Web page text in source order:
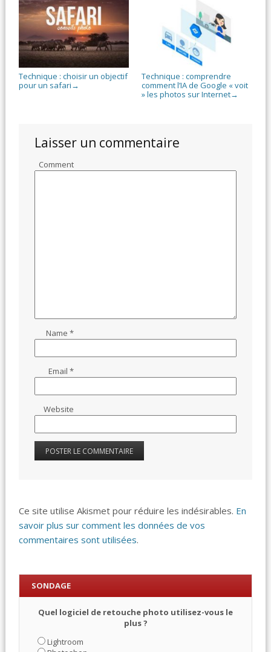
Technique : choisir un objectif
pour un safari →
Technique : comprendre
comment l’IA de Google « voit
» les photos sur Internet→
Laisser un commentaire
Comment
Name*
Email*
Website
Ce site utilise Akismet pour réduire les indésirables. En
savoir plus sur comment les données de vos
commentaires sont utilisées.
SONDAGE
Quel logiciel de retouche photo utilisez-vous le
plus ?
Lightroom